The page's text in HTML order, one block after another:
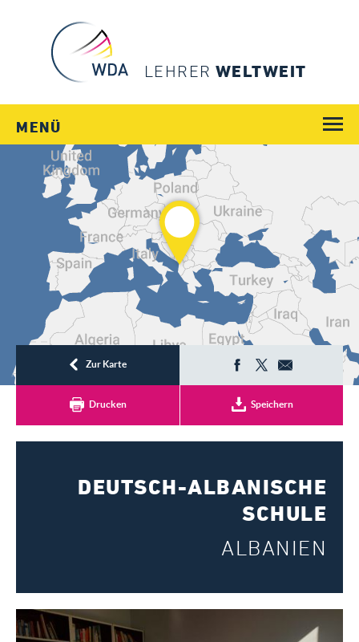
LEHRER WELTWEIT
MENÜ
Login
Registrieren
WEGE
JOBS
SCHULEN
MENSCHEN
SERVICE
Zur Karte
Drucken Speichern
DEUTSCH-ALBANISCHE
SCHULE
ALBANIEN